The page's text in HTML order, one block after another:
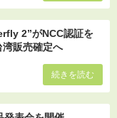
2”がNCC認証を
販売確定へ
続きを読む